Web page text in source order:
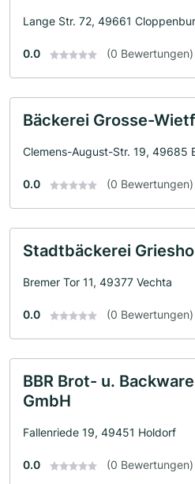
Lange Str. 72, 49661
0.0 (0 Bewertungen)
Bäckerei Grosse-
Clemens-August-Str. 19, 49685
0.0 (0 Bewertungen)
Stadtbäckerei
Bremer Tor 11, 49377 Vechta
0.0 (0 Bewertungen)
BBR Brot- u.
GmbH
Fallenriede 19, 49451 Holdorf
0.0 (0 Bewertungen)